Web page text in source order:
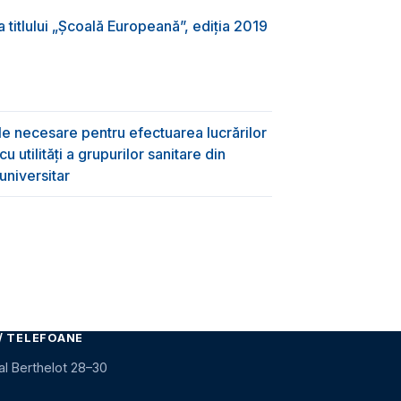
„Şcoală Europeană”, ediția 2019
necesare pentru efectuarea lucrărilor
utilități a grupurilor sanitare din
TELEFOANE
Berthelot 28–30